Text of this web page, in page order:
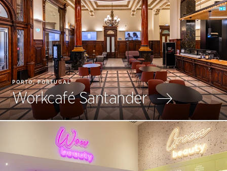
PORTO, PORTUGAL
Workcafé Santander